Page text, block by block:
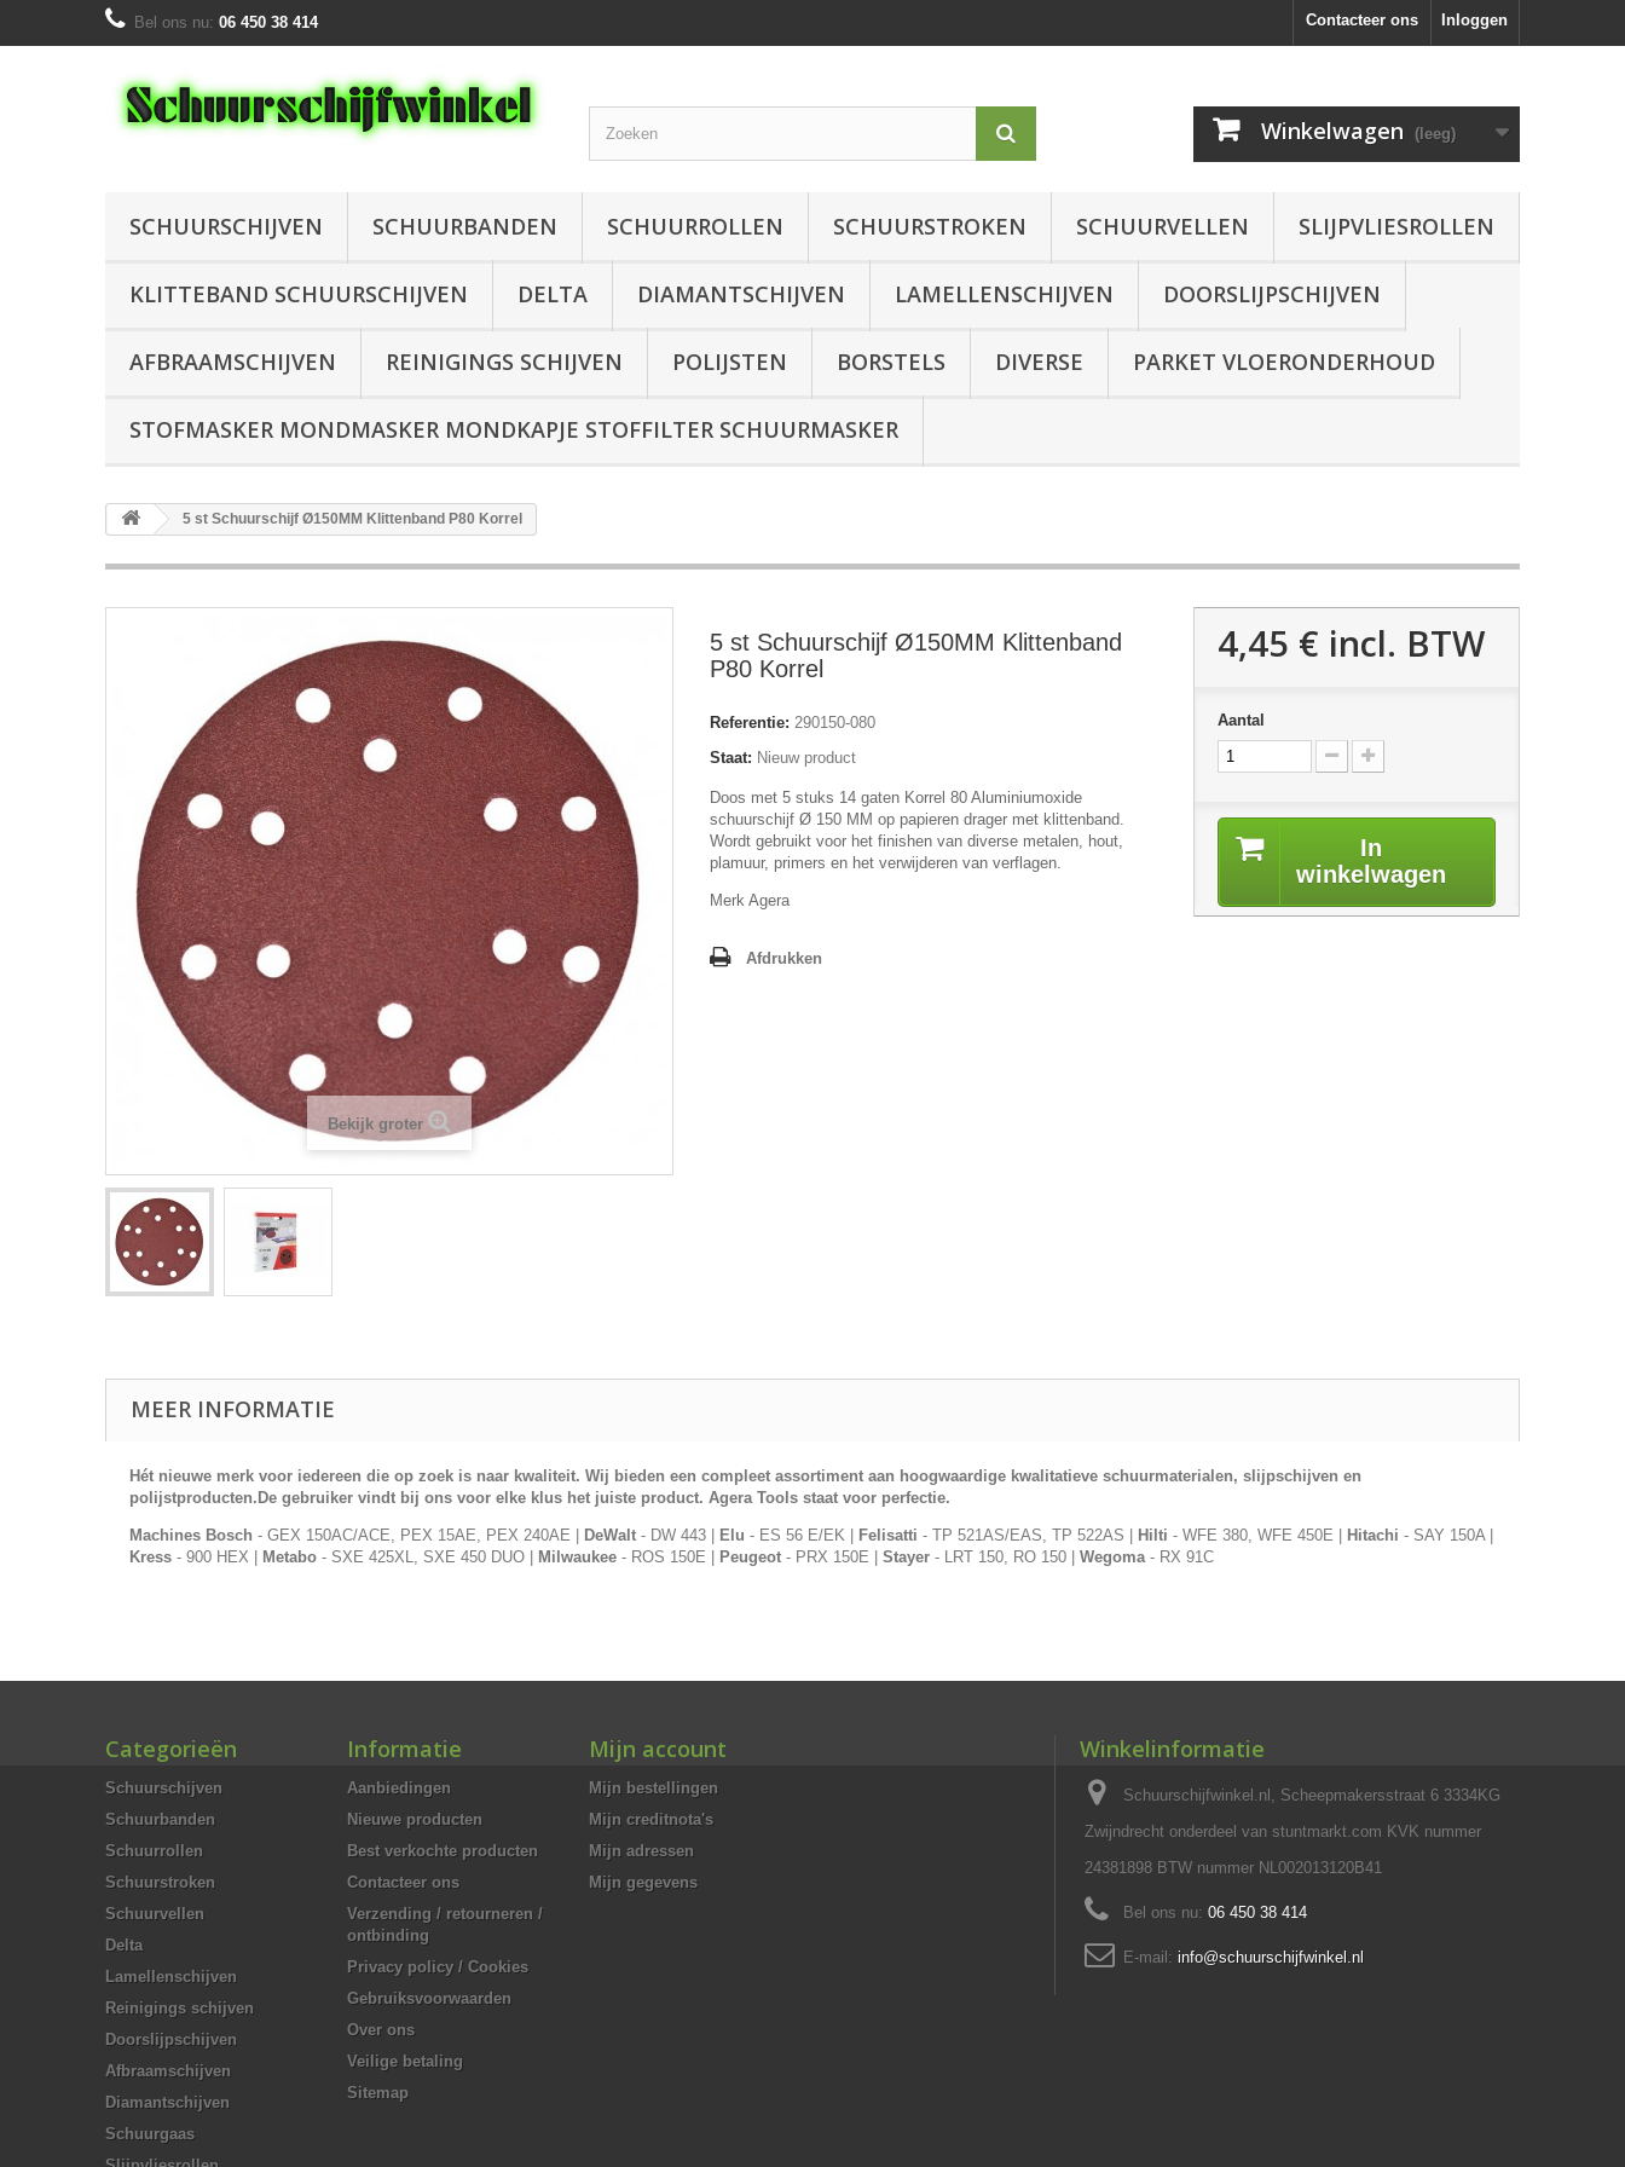
Inloggen
Contacteer ons
Bel ons nu: 06 450 38 414
Winkelwagen (leeg)
SCHUURSCHIJVEN SCHUURBANDEN SCHUURROLLEN SCHUURSTROKEN SCHUURVELLEN SLIJPVLIESROLLEN
KLITTEBAND SCHUURSCHIJVEN DELTA DIAMANTSCHIJVEN LAMELLENSCHIJVEN DOORSLIJPSCHIJVEN
AFBRAAMSCHIJVEN REINIGINGS SCHIJVEN POLIJSTEN BORSTELS DIVERSE PARKET VLOERONDERHOUD
STOFMASKER MONDMASKER MONDKAPJE STOFFILTER SCHUURMASKER
5 st Schuurschijf Ø150MM Klittenband P80 Korrel
Bekijk groter
5 st Schuurschijf Ø150MM Klittenband
P80 Korrel
Referentie: 290150-080
Staat: Nieuw product
Doos met 5 stuks 14 gaten Korrel 80 Aluminiumoxide
schuurschijf Ø 150 MM op papieren drager met klittenband.
Wordt gebruikt voor het finishen van diverse metalen, hout,
plamuur, primers en het verwijderen van verflagen.
Merk Agera
Afdrukken
4,45 € incl. BTW
Aantal
In
winkelwagen
MEER INFORMATIE
Hét nieuwe merk voor iedereen die op zoek is naar kwaliteit. Wij bieden een compleet assortiment aan hoogwaardige kwalitatieve schuurmaterialen, slijpschijven en
polijstproducten.De gebruiker vindt bij ons voor elke klus het juiste product. Agera Tools staat voor perfectie.
Machines Bosch - GEX 150AC/ACE, PEX 15AE, PEX 240AE | DeWalt - DW 443 | Elu - ES 56 E/EK | Felisatti - TP 521AS/EAS, TP 522AS | Hilti - WFE 380, WFE 450E | Hitachi - SAY 150A |
Kress - 900 HEX | Metabo - SXE 425XL, SXE 450 DUO | Milwaukee - ROS 150E | Peugeot - PRX 150E | Stayer - LRT 150, RO 150 | Wegoma- RX 91C
Categorieën
Schuurschijven
Schuurbanden
Schuurrollen
Schuurstroken
Schuurvellen
Delta
Lamellenschijven
Reinigings schijven
Doorslijpschijven
Afbraamschijven
Diamantschijven
Schuurgaas
Informatie
Aanbiedingen
Nieuwe producten
Best verkochte producten
Contacteer ons
Verzending / retourneren /
ontbinding
Privacy policy / Cookies
Gebruiksvoorwaarden
Over ons
Veilige betaling
Sitemap
Mijn account
Mijn bestellingen
Mijn creditnota's
Mijn adressen
Mijn gegevens
Winkelinformatie
Schuurschijfwinkel.nl, Scheepmakersstraat 6 3334KG
Zwijndrecht onderdeel van stuntmarkt.com KVK nummer
24381898 BTW nummer NL002013120B41
Bel ons nu: 06 450 38 414
E-mail: info@schuurschijfwinkel.nl